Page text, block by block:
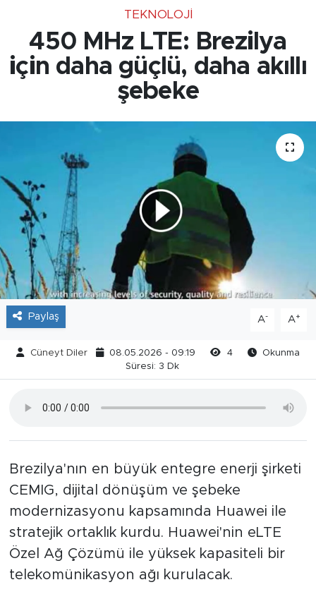
TEKNOLOJI
450 MHz LTE: Brezilya
için daha güçlü, daha akıllı
şebeke
Paylaş A- A+
Cüneyt Diler 08.05.2026 - 09:19 4
Okunma
Süresi: 3 Dk
Brezilya'nın en büyük entegre enerji şirketi
CEMIG, dijital dönüşüm ve şebeke
modernizasyonu kapsamında Huawei ile
stratejik ortaklık kurdu. Huawei'nin eLTE
Özel Ağ Çözümü ile yüksek kapasiteli bir
telekomünikasyon ağı kurulacak.